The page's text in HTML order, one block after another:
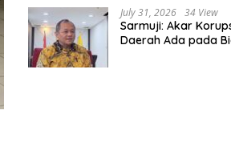
July 31, 2026 34 View
Sarmuji: Akar
Daerah Ada pada